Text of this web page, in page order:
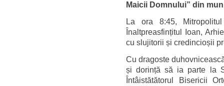
Maicii Domnului” din
La ora 8:45,
Înaltpreasfințitul Ioan,
cu slujitorii și credincioșii
Cu dragoste
și dorință să ia parte la
Întâistătătorul Bisericii